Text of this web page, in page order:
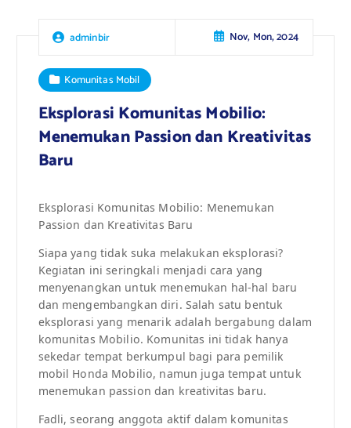
adminbir Nov, Mon, 2024
Komunitas Mobil
Eksplorasi Komunitas Mobilio:
Menemukan Passion dan Kreativitas
Baru
Eksplorasi Komunitas Mobilio: Menemukan
Passion dan Kreativitas Baru
Siapa yang tidak suka melakukan eksplorasi?
Kegiatan ini seringkali menjadi cara yang
menyenangkan untuk menemukan hal-hal baru
dan mengembangkan diri. Salah satu bentuk
eksplorasi yang menarik adalah bergabung dalam
komunitas Mobilio. Komunitas ini tidak hanya
sekedar tempat berkumpul bagi para pemilik
mobil Honda Mobilio, namun juga tempat untuk
menemukan passion dan kreativitas baru.
Fadli, seorang anggota aktif dalam komunitas